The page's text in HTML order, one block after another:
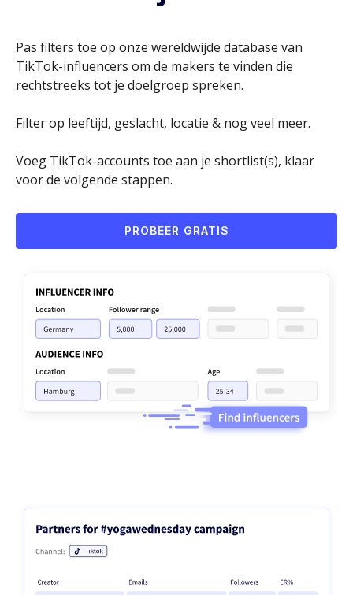
Pas filters toe op onze wereldwijde database van
TikTok-influencers om de makers te vinden die
rechtstreeks tot je doelgroep spreken.
Filter op leeftijd, geslacht, locatie & nog veel meer.
Voeg TikTok-accounts toe aan je shortlist(s), klaar
voor de volgende stappen.
PROBEER GRATIS